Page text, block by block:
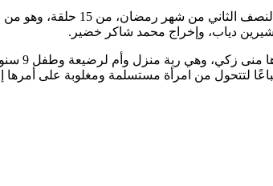
ويتكون مسلسل “تحت
دياب، وإخراج محمد شاكر خضير.
وتدور
لتتحول من امرأة مستسلمة ومغلوبة على أمرها